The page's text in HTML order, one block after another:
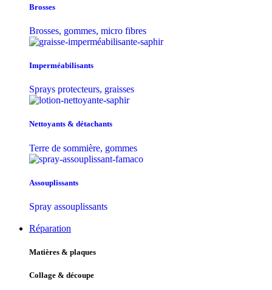
Brosses
Brosses, gommes, micro fibres
Imperméabilisants
Sprays protecteurs, graisses
Nettoyants & détachants
Terre de sommière, gommes
Assouplissants
Spray assouplissants
Réparation
Matières & plaques
Collage & découpe